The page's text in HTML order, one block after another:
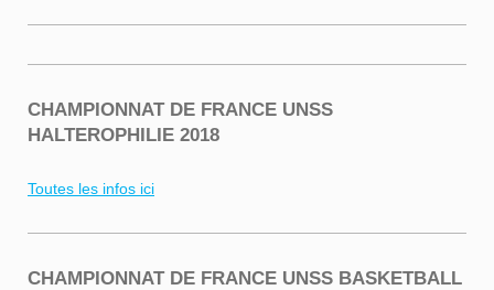
CHAMPIONNAT DE FRANCE UNSS
HALTEROPHILIE 2018
Toutes les infos ici
CHAMPIONNAT DE FRANCE UNSS BASKETBALL